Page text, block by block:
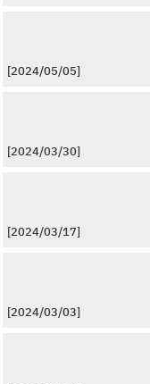
[2024/05/05]
[2024/03/30]
[2024/03/17]
[2024/03/03]